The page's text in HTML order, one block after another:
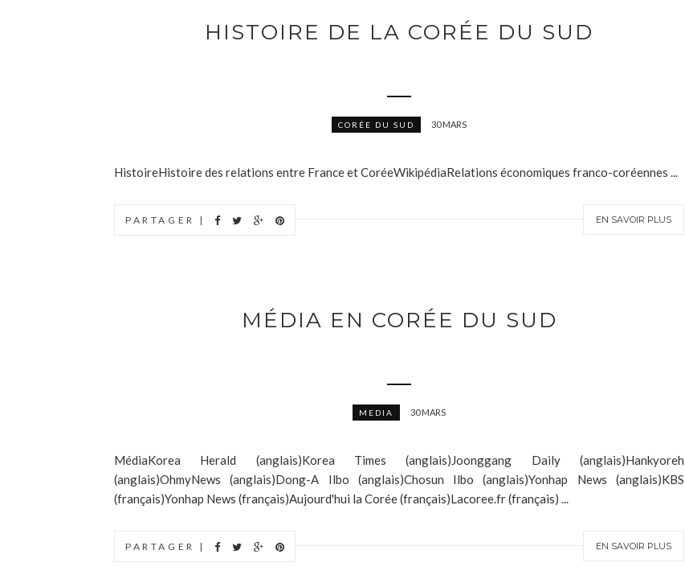
HISTOIRE DE LA CORÉE DU SUD
CORÉE DU SUD 30 MARS
HistoireHistoire des relations entre France et CoréeWikipédiaRelations économiques franco-coréennes ...
EN SAVOIR PLUS
PARTAGER |
MÉDIA EN CORÉE DU SUD
MEDIA 30 MARS
MédiaKorea Herald (anglais)Korea Times (anglais)Joonggang Daily (anglais)Hankyoreh
(anglais)OhmyNews (anglais)Dong-A Ilbo (anglais)Chosun Ilbo (anglais)Yonhap News (anglais)KBS
(français)Yonhap News (français)Aujourd'hui la Corée (français)Lacoree.fr (français) ...
EN SAVOIR PLUS
PARTAGER |